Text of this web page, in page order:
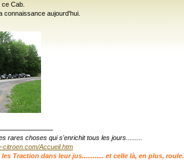
Cab.
connaissance aujourd'hui.
rares choses qui s'enrichit tous les jours.........
citroen.com/Accueil.htm
Traction dans leur jus............ et celle là, en plus, roule.